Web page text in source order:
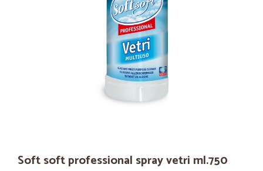
Soft soft professional spray vetri ml.750